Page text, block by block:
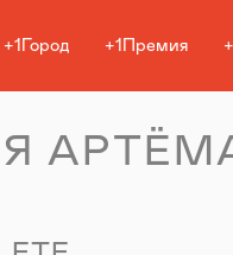
+1Город +1Премия